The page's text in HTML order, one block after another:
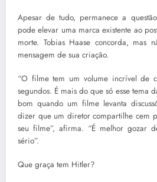
Apesar de tudo, permanece a
pode elevar uma marca existente ao
morte. Tobias Haase concorda, mas
mensagem de sua criação.
“O filme tem um volume incrível de
segundos. É mais do que só esse tema
bom quando um filme levanta
dizer que um diretor compartilhe cem
seu filme”, afirma. “É melhor gozar
sério”.
Que graça tem Hitler?